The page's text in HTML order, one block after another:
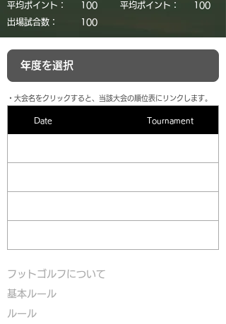
平均ポイント：
​100
​出場試合数：
​100
平均ポイント：
​100
​・大会名をクリックすると、当該大会の順位表にリンクします。
Date Tournament
フットゴルフについて
基本ルール
ルール